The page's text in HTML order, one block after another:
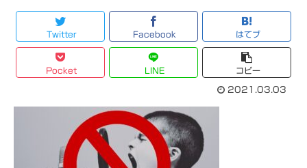
Twitter Facebook はてブ
Pocket LINE コピー
2021.03.03